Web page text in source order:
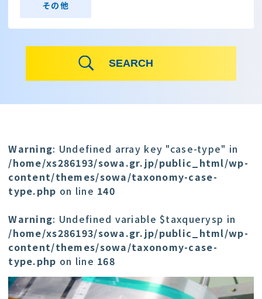
その他
Warning: Undefined array key "case-type" in
/home/xs286193/sowa.gr.jp/public_html/wp-
content/themes/sowa/taxonomy-case-
type.php on line 140
Warning: Undefined variable $taxquerysp in
/home/xs286193/sowa.gr.jp/public_html/wp-
content/themes/sowa/taxonomy-case-
type.php on line 168